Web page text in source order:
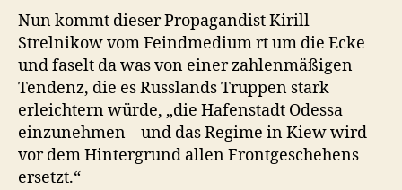
Nun kommt dieser Propagandist Kirill
Strelnikow vom Feindmedium rt um die Ecke
und faselt da was von einer zahlenmäßigen
Tendenz, die es Russlands Truppen stark
erleichtern würde, „die Hafenstadt Odessa
einzunehmen – und das Regime in Kiew wird
vor dem Hintergrund allen Frontgeschehens
ersetzt.“